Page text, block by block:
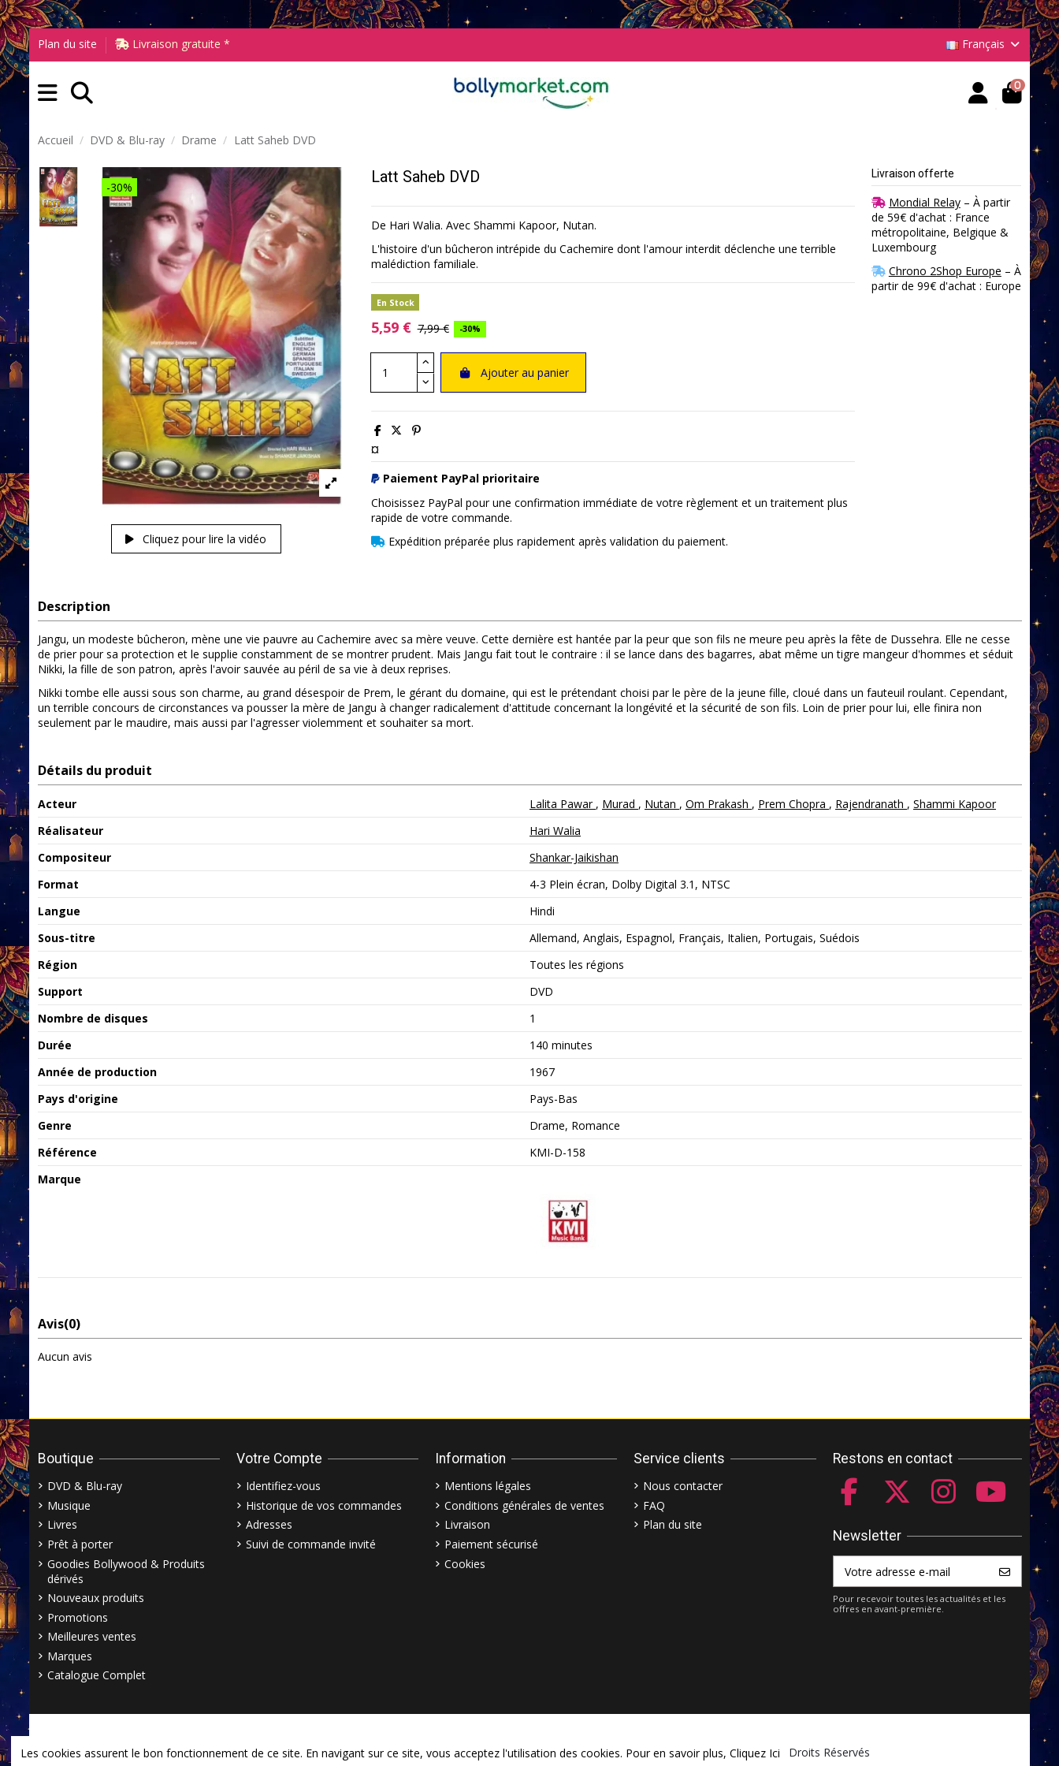
Plan du site Livraison gratuite * Français
0
Accueil DVD & Blu-ray Drame Latt Saheb DVD
-30%
Cliquez pour lire la vidéo
Latt Saheb DVD
De Hari Walia. Avec Shammi Kapoor, Nutan.
L'histoire d'un bûcheron intrépide du Cachemire dont l'amour interdit déclenche une terrible
malédiction familiale.
En Stock
5,59 € 7,99 € -30%
Ajouter au panier
¤
Paiement PayPal prioritaire
Choisissez PayPal pour une confirmation immédiate de votre règlement et un traitement plus
rapide de votre commande.
Expédition préparée plus rapidement après validation du paiement.
Livraison offerte
Mondial Relay– À partir
de 59€ d'achat : France
métropolitaine, Belgique &
Luxembourg
Chrono 2Shop Europe – À
partir de 99€ d'achat : Europe
Description
Jangu, un modeste bûcheron, mène une vie pauvre au Cachemire avec sa mère veuve. Cette dernière est hantée par la peur que son fils ne meure peu après la fête de Dussehra. Elle ne cesse
de prier pour sa protection et le supplie constamment de se montrer prudent. Mais Jangu fait tout le contraire : il se lance dans des bagarres, abat même un tigre mangeur d'hommes et séduit
Nikki, la fille de son patron, après l'avoir sauvée au péril de sa vie à deux reprises.
Nikki tombe elle aussi sous son charme, au grand désespoir de Prem, le gérant du domaine, qui est le prétendant choisi par le père de la jeune fille, cloué dans un fauteuil roulant. Cependant,
un terrible concours de circonstances va pousser la mère de Jangu à changer radicalement d'attitude concernant la longévité et la sécurité de son fils. Loin de prier pour lui, elle finira non
seulement par le maudire, mais aussi par l'agresser violemment et souhaiter sa mort.
Détails du produit
Acteur Lalita Pawar , Murad , Nutan , Om Prakash , Prem Chopra , Rajendranath , Shammi Kapoor
Réalisateur
Hari Walia
Compositeur
Shankar-Jaikishan
Format
4-3 Plein écran, Dolby Digital 3.1, NTSC
Langue
Hindi
Sous-titre
Allemand, Anglais, Espagnol, Français, Italien, Portugais, Suédois
Région
Toutes les régions
Support
DVD
Nombre de disques
1
Durée
140 minutes
Année de production
1967
Pays d'origine
Pays-Bas
Genre
Drame, Romance
Référence
KMI-D-158
Marque
Avis(0)
Aucun avis
Boutique
DVD & Blu-ray
Musique
Livres
Prêt à porter
Goodies Bollywood & Produits
dérivés
Nouveaux produits
Promotions
Meilleures ventes
Marques
Catalogue Complet
Votre Compte
Identifiez-vous
Historique de vos commandes
Adresses
Suivi de commande invité
Information
Mentions légales
Conditions générales de ventes
Livraison
Paiement sécurisé
Cookies
Service clients
Nous contacter
FAQ
Plan du site
Restons en contact
Newsletter
Pour recevoir toutes les actualités et les
offres en avant-première.
© Copyright 2003–2026 Bollymarket.com - Tous Droits Réservés
Les cookies assurent le bon fonctionnement de ce site. En navigant sur ce site, vous acceptez l'utilisation des cookies. Pour en savoir plus, Cliquez Ici